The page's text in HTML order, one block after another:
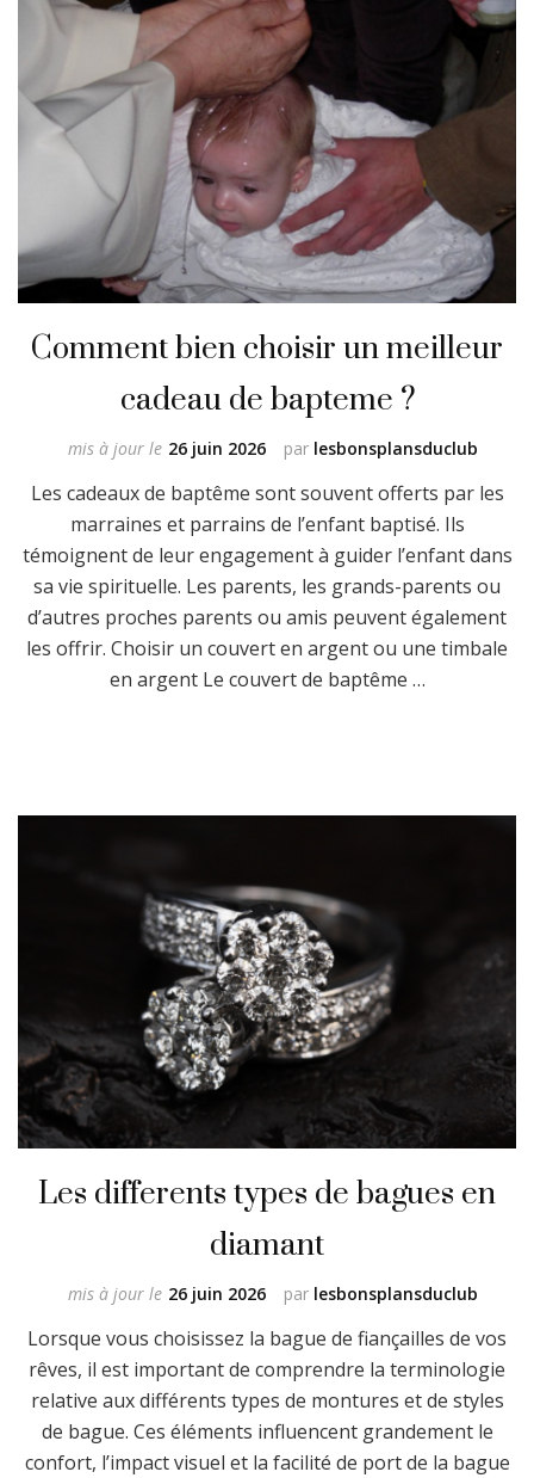
Comment bien choisir un meilleur
cadeau de bapteme ?
par lesbonsplansduclub
mis à jour le 26 juin 2026
Les cadeaux de baptême sont souvent offerts par les
marraines et parrains de l’enfant baptisé. Ils
témoignent de leur engagement à guider l’enfant dans
sa vie spirituelle. Les parents, les grands-parents ou
d’autres proches parents ou amis peuvent également
les offrir. Choisir un couvert en argent ou une timbale
en argent Le couvert de baptême …
Les differents types de bagues en
diamant
par lesbonsplansduclub
mis à jour le 26 juin 2026
Lorsque vous choisissez la bague de fiançailles de vos
rêves, il est important de comprendre la terminologie
relative aux différents types de montures et de styles
de bague. Ces éléments influencent grandement le
confort, l’impact visuel et la facilité de port de la bague